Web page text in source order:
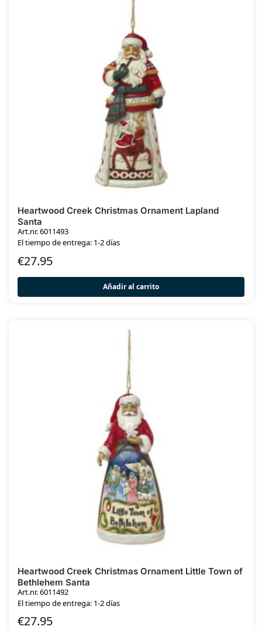
Heartwood Creek Christmas Ornament Lapland
Santa
Art.nr. 6011493
El tiempo de entrega: 1-2 días
€27.95
Añadir al carrito
Heartwood Creek Christmas Ornament Little Town of
Bethlehem Santa
Art.nr. 6011492
El tiempo de entrega: 1-2 días
€27.95